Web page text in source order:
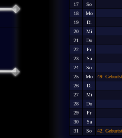
17
So
18
Mo
19
Di
20
Mi
21
Do
22
Fr
23
Sa
24
So
25
Mo
49.
26
Di
27
Mi
28
Do
29
Fr
30
Sa
31
So 42.